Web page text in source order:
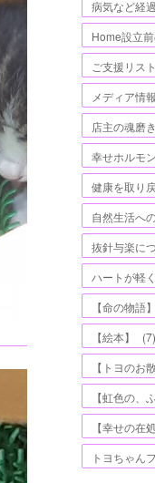
病気など経
Home設立
ご支援リス
メディア情報
店主の魂磨
幸せホルモ
健康を取り
自然生活へ
抜針与楽に
ハートが軽
【命の物語】
【絵本】
(7)
【トヨのお
【虹色の、
【幸せの在
トヨちゃん